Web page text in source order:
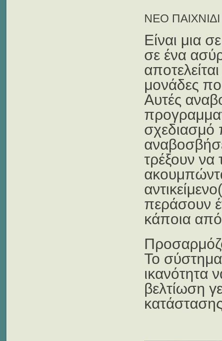
ΝΕΟ ΠΑΙΧΝΙΔΙ
Είναι μια
σε ένα
μονάδες
Αυτές
σχεδιασμό
τρέξουν να
περάσουν
κάποια
Το σύστημα
ικανότητα
βελτίωση